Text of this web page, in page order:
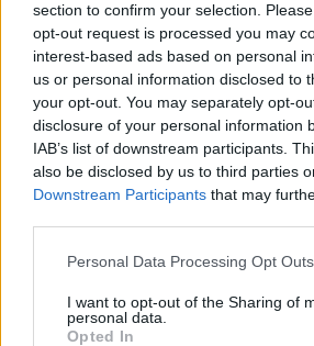
section to confirm your selection.
opt-out request is processed you may
interest-based ads based on personal
us or personal information disclosed to
your opt-out. You may separately opt-
disclosure of your personal information
IAB’s list of downstream participants.
also be disclosed by us to third parties
Downstream Participants that may
Personal Data Processing Opt Outs
I want to opt-out of the Sharing of
personal data.
Opted In
turniej ESL Impact, w którym
w pełni polska piątka, czyli
jedną z zawodniczek tej
"Angelką" Kozłowską,
wygranej z FURIĄ i tym samym
offów.